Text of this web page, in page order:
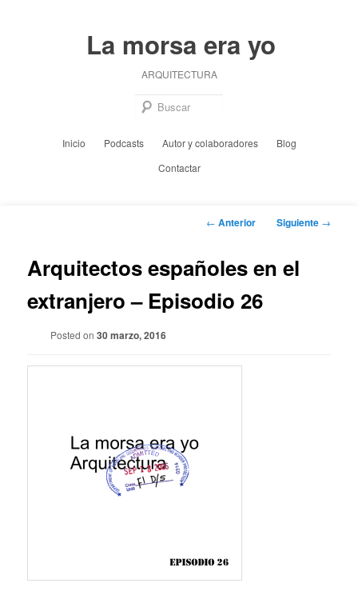
La morsa era yo
ARQUITECTURA
Inicio Podcasts Autor y colaboradores
Blog
Contactar
Navegación
← Anterior Siguiente →
Arquitectos españoles en el
extranjero – Episodio 26
Posted on 30 marzo, 2016